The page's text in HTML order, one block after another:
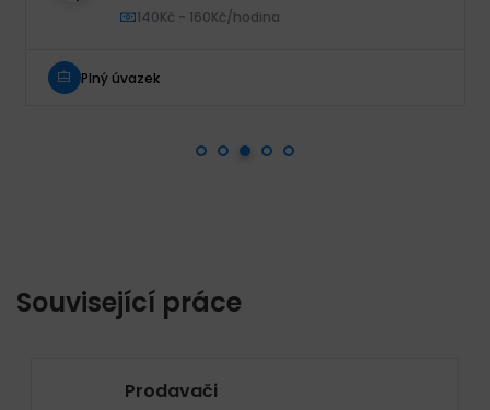
140Kč - 160Kč/hodina
Plný úvazek
Související práce
Prodavači